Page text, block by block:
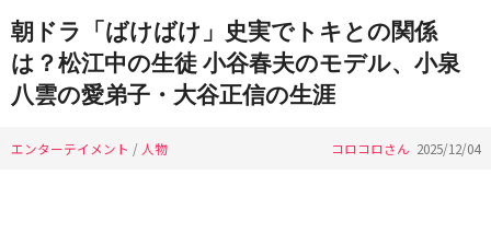
朝ドラ「ばけばけ」史実でトキとの関係
は？松江中の生徒 小谷春夫のモデル、小泉
八雲の愛弟子・大谷正信の生涯
エンターテイメント / 人物 コロコロさん 2025/12/04